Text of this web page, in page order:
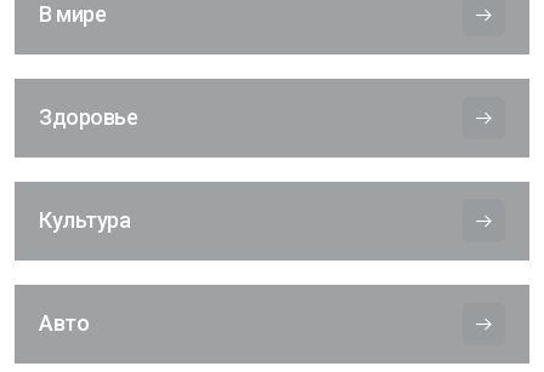
В мире
Здоровье
Культура
Авто